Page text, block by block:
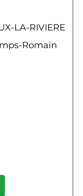
LA-RIVIERE
Romain